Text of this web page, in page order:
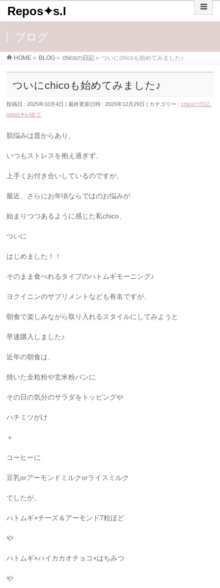
Repos✦s.I
ブログ
HOME » BLOG » chicoの日記 » ついにchicoも始めてみました♪
ついにchicoも始めてみました♪
投稿日 : 2025年10月4日 最終更新日時 : 2025年12月29日 カテゴリー :chicoの日記
repos✦s-i全て
肌悩みは昔からあり、
いつもストレスを抱え過ぎず、
上手くお付き合いしているのですが、
最近、さらにお年頃ならではのお悩みが
始まりつつあるように感じた私chico、
ついに
はじめました！！
そのまま食べれるタイプのハトムギモーニング♪
ヨクイニンのサプリメントなども有名ですが、
朝食で楽しみながら取り入れるスタイルにしてみようと
早速購入しました♪
近年の朝食は、
焼いた全粒粉や玄米粉パンに
その日の気分のサラダをトッピングや
ハチミツがけ
＋
コーヒーに
豆乳orアーモンドミルクorライスミルク
でしたが、
ハトムギ×チーズ＆アーモンド7粒ほど
や
ハトムギ×ハイカカオチョコ×はちみつ
や